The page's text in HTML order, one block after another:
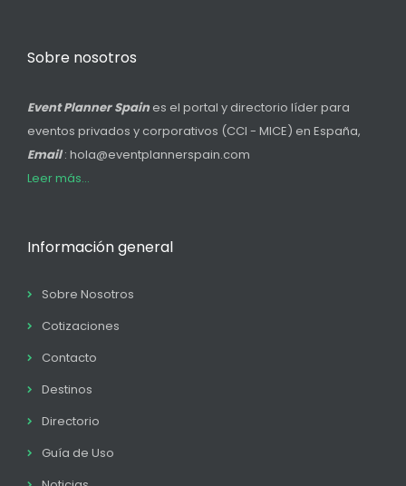
Sobre nosotros
Event Planner Spain es el portal y directorio líder para
eventos privados y corporativos (CCI - MICE) en España,
Email: hola@eventplannerspain.com
Leer más...
Información general
Sobre Nosotros
Cotizaciones
Contacto
Destinos
Directorio
Guía de Uso